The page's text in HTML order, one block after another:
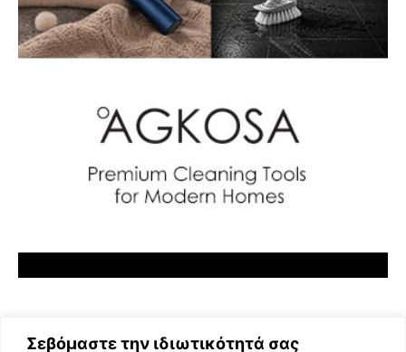
Σεβόμαστε την ιδιωτικότητά σας